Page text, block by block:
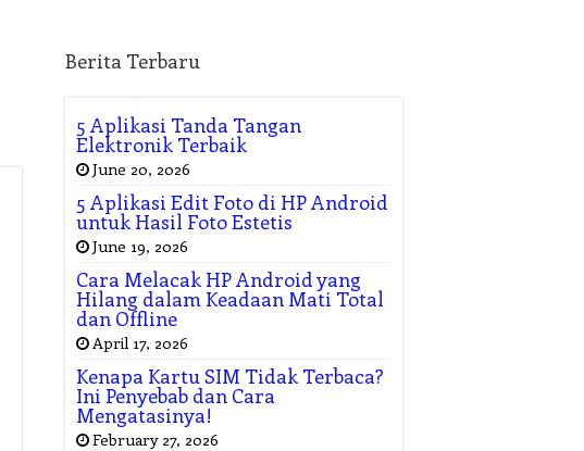
Berita Terbaru
5 Aplikasi Tanda Tangan
Elektronik Terbaik
June 20, 2026
5 Aplikasi Edit Foto di HP Android
untuk Hasil Foto Estetis
June 19, 2026
Cara Melacak HP Android yang
Hilang dalam Keadaan Mati Total
dan Offline
April 17, 2026
Kenapa Kartu SIM Tidak Terbaca?
Ini Penyebab dan Cara
Mengatasinya!
February 27, 2026